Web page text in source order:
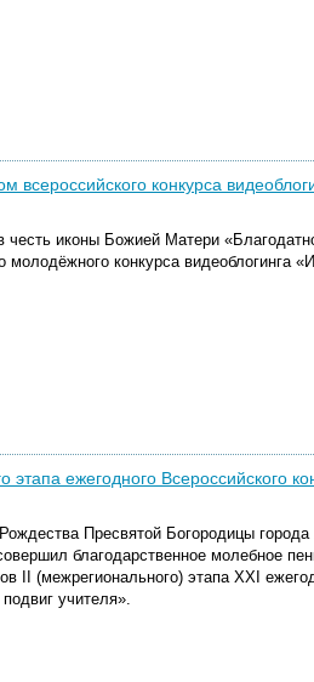
конкурса
честь иконы Божией Матери
молодёжного конкурса видеоблогинга
ежегодного Всероссийского
Пресвятой Богородицы города
благодарственное молебное
II (межрегионального) этапа XXI
учителя».